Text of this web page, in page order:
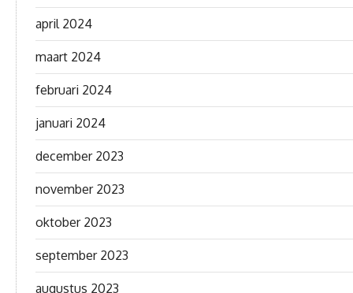
april 2024
maart 2024
februari 2024
januari 2024
december 2023
november 2023
oktober 2023
september 2023
augustus 2023